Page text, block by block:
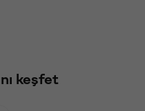
keşfet